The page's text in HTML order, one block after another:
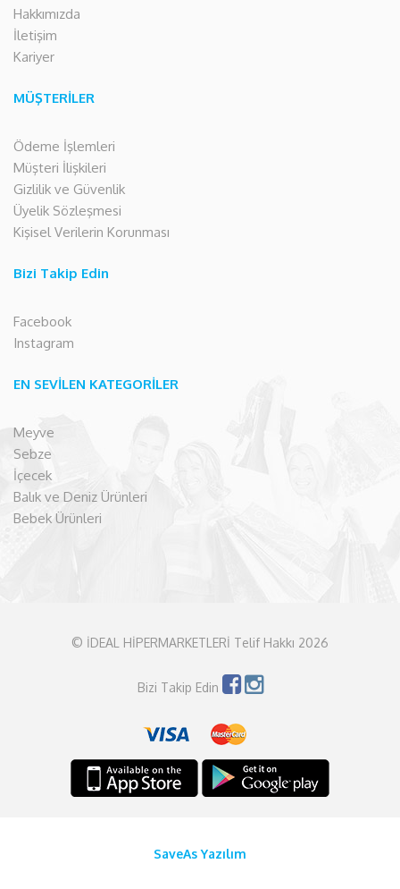
Hakkımızda
İletişim
Kariyer
MÜŞTERİLER
Ödeme İşlemleri
Müşteri İlişkileri
Gizlilik ve Güvenlik
Üyelik Sözleşmesi
Kişisel Verilerin Korunması
Bizi Takip Edin
Facebook
Instagram
EN SEVİLEN KATEGORİLER
Meyve
Sebze
İçecek
Balık ve Deniz Ürünleri
Bebek Ürünleri
© İDEAL HİPERMARKETLERİ Telif Hakkı 2026
Bizi Takip Edin
SaveAs Yazılım